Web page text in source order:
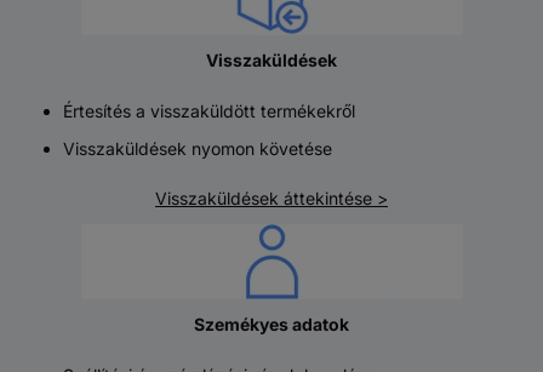
Visszaküldések
Értesítés a visszaküldött termékekről
Visszaküldések nyomon követése
Visszaküldések áttekintése >
Szemékyes adatok